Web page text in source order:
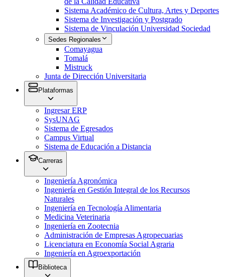
Sistema Académico de Cultura, Artes y Deportes
Sistema de Investigación y Postgrado
Sistema de Vinculación Universidad Sociedad
Sedes Regionales
Comayagua
Tomalá
Mistruck
Junta de Dirección Universitaria
Plataformas
Ingresar ERP
SysUNAG
Sistema de Egresados
Campus Virtual
Sistema de Educación a Distancia
Carreras
Ingeniería Agronómica
Ingeniería en Gestión Integral de los Recursos
Naturales
Ingeniería en Tecnología Alimentaria
Medicina Veterinaria
Ingeniería en Zootecnia
Administración de Empresas Agropecuarias
Licenciatura en Economía Social Agraria
Ingeniería en Agroexportación
Biblioteca